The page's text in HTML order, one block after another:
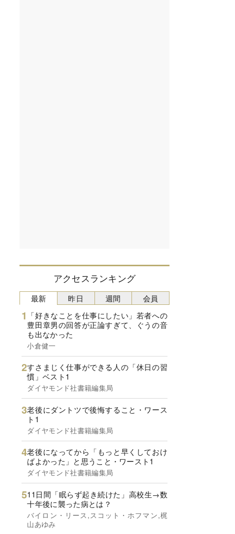
アクセスランキング
最新
「好きなことを仕事にしたい」若者への
豊田章男の回答が正論すぎて、ぐうの音
も出なかった
小倉健一
すさまじく仕事ができる人の「休日の習
慣」ベスト1
ダイヤモンド社書籍編集局
老後にダントツで後悔すること・ワース
ト1
ダイヤモンド社書籍編集局
老後になってから「もっと早くしておけ
ばよかった」と思うこと・ワースト1
ダイヤモンド社書籍編集局
11日間「眠らず起き続けた」高校生→数
十年後に襲った病とは？
バイロン・リース,スコット・ホフマン,梶
山あゆみ
昨日 週間 会員